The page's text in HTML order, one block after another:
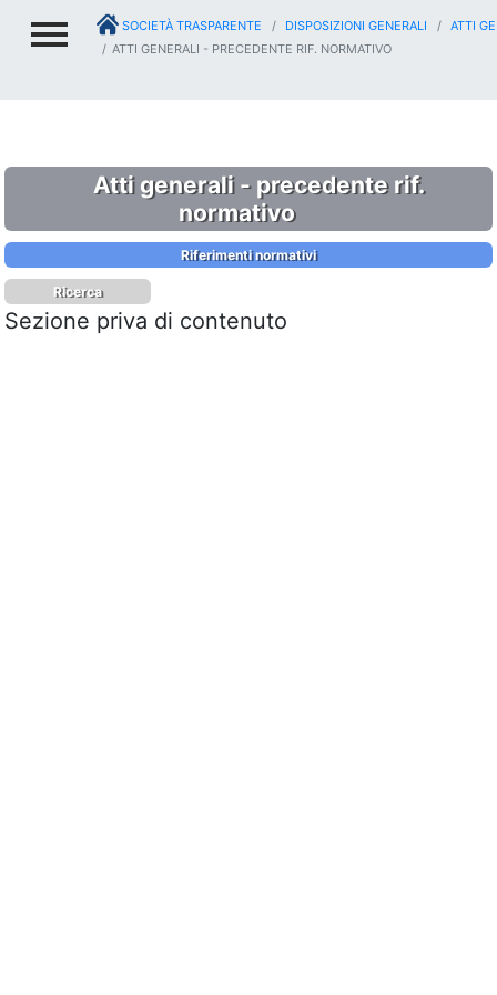
SOCIETÀ TRASPARENTE DISPOSIZIONI GENERALI
ATTI
ATTI GENERALI - PRECEDENTE RIF. NORMATIVO
Atti generali - precedente rif.
normativo
Riferimenti normativi
Ricerca
Sezione priva di contenuto